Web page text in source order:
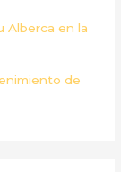
Alberca en la
de